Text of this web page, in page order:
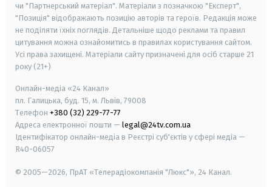
чи "Партнерський матеріал". Матеріали з позначкою "Експерт",
"Позиція" відображають позицію авторів та героїв. Редакція може
не поділяти їхніх поглядів. Детальніше щодо реклами та правил
цитування можна ознайомитись в правилах користування сайтом.
Усі права захищені. Матеріали сайту призначені для осіб старше 21
року (21+)
Онлайн-медіа «24 Канал»
пл. Галицька, буд. 15, м. Львів, 79008
Телефон +380 (32) 229-77-77
Адреса електронної пошти — legal@24tv.com.ua
Ідентифікатор онлайн-медіа в Реєстрі суб'єктів у сфері медіа —
R40-06057
© 2005—2026, ПрАТ «Телерадіокомпанія "Люкс"», 24 Канал.